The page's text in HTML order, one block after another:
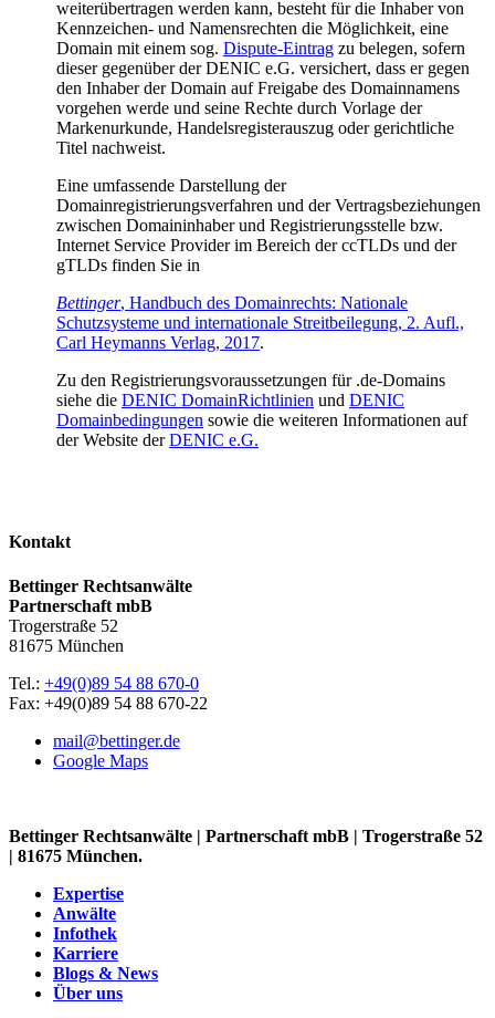
weiterübertragen werden kann, besteht für die Inhaber von
Kennzeichen- und Namensrechten die Möglichkeit, eine
Domain mit einem sog. Dispute-Eintrag zu belegen, sofern
dieser gegenüber der DENIC e.G. versichert, dass er gegen
den Inhaber der Domain auf Freigabe des Domainnamens
vorgehen werde und seine Rechte durch Vorlage der
Markenurkunde, Handelsregisterauszug oder gerichtliche
Titel nachweist.
Eine umfassende Darstellung der
Domainregistrierungsverfahren und der Vertragsbeziehungen
zwischen Domaininhaber und Registrierungsstelle bzw.
Internet Service Provider im Bereich der ccTLDs und der
gTLDs finden Sie in
Bettinger, Handbuch des Domainrechts: Nationale
Schutzsysteme und internationale Streitbeilegung, 2. Aufl.,
Carl Heymanns Verlag, 2017.
Zu den Registrierungsvoraussetzungen für .de-Domains
siehe die DENIC DomainRichtlinien und DENIC
Domainbedingungen sowie die weiteren Informationen auf
der Website derDENIC e.G.
Kontakt
Bettinger Rechtsanwälte
Partnerschaft mbB
Trogerstraße 52
81675 München
Tel.: +49(0)89 54 88 670-0
Fax: +49(0)89 54 88 670-22
mail@bettinger.de
Google Maps
Bettinger Rechtsanwälte | Partnerschaft mbB | Trogerstraße 52
| 81675 München.
Expertise
Anwälte
Infothek
Karriere
Blogs & News
Über uns